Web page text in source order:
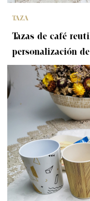
TAZA
Tazas de café
personalización